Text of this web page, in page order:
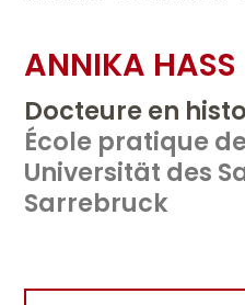
ANNIKA HASS
Docteure en
École pratique
Universität des
Sarrebruck